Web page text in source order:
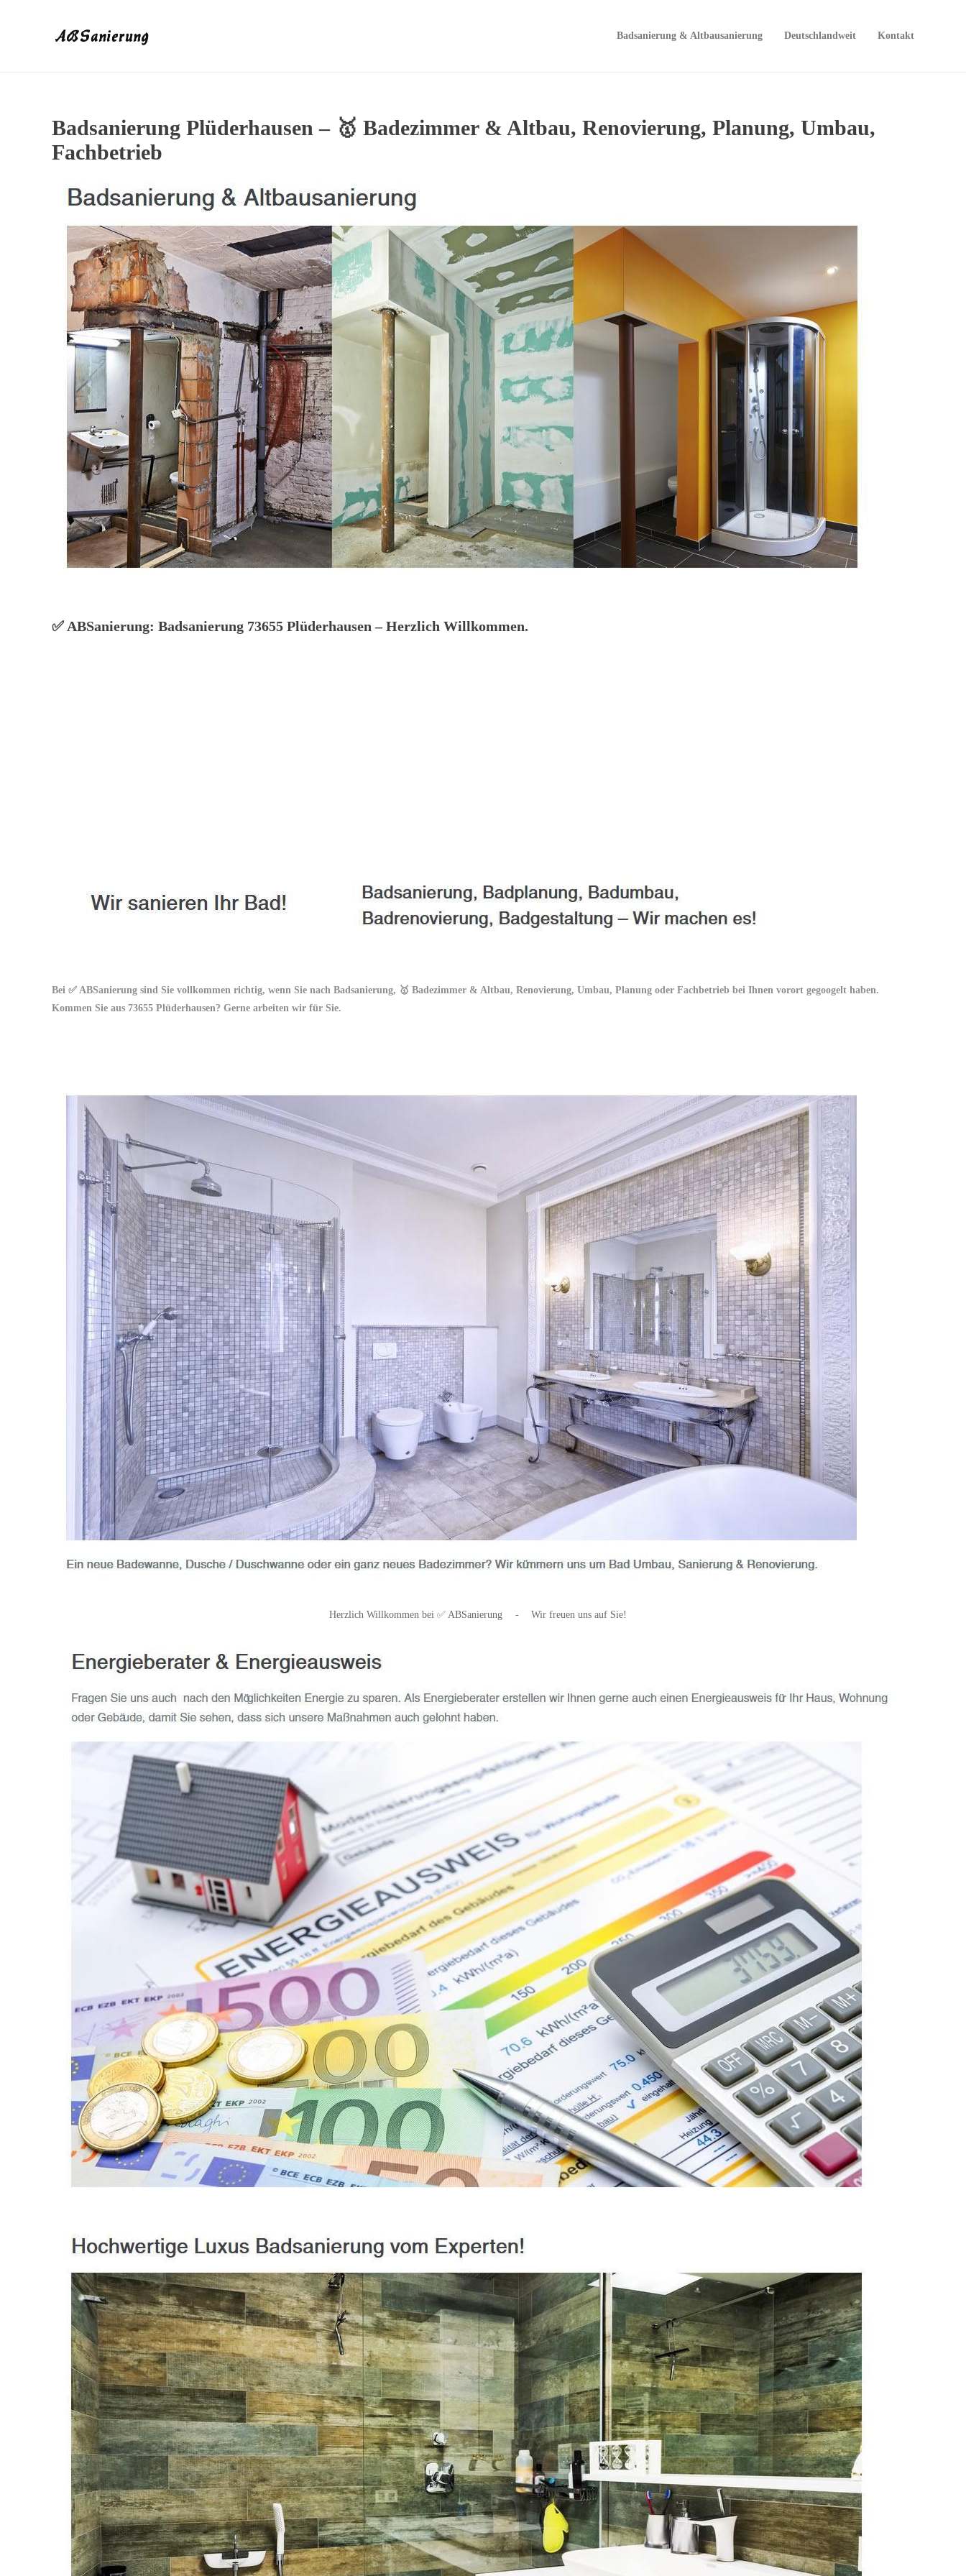
Badsanierung & Altbausanierung Deutschlandweit Kontakt
Badsanierung Plüderhausen – 🥇 Badezimmer & Altbau, Renovierung, Planung, Umbau,
Fachbetrieb
✅ ABSanierung: Badsanierung 73655 Plüderhausen – Herzlich Willkommen.
Bei ✅ ABSanierung sind Sie vollkommen richtig, wenn Sie nach Badsanierung, 🥇 Badezimmer & Altbau, Renovierung, Umbau, Planung oder Fachbetrieb bei Ihnen vorort gegoogelt haben.
Kommen Sie aus 73655 Plüderhausen? Gerne arbeiten wir für Sie.
Herzlich Willkommen bei ✅ ABSanierung - Wir freuen uns auf Sie!